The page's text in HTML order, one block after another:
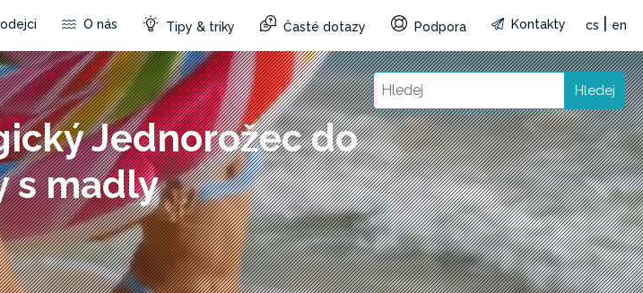
O nás Tipy & triky Časté dotazy Podpora Kontakty cs en
Hledej
Jednorožec do
s madly